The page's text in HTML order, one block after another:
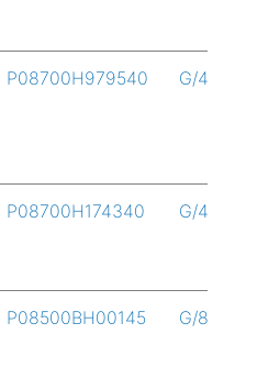
P08700H979540 G/4
P08700H174340 G/4
P08500BH00145 G/8